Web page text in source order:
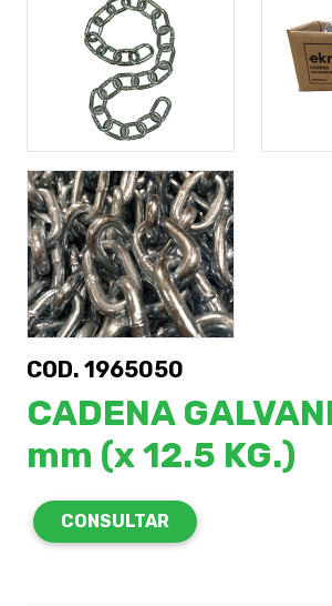
COD. 1965050
CADENA
mm (x 12.5 KG.)
CONSULTAR